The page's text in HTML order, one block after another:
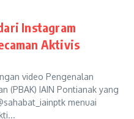
Instagram
Aktivis
video Pengenalan
(PBAK) IAIN Pontianak yang
menuai